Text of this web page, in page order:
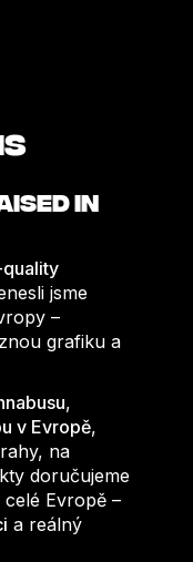
IN
jsme
–
grafiku a
,
v Evropě,
na
doručujeme
Evropě –
a reálný